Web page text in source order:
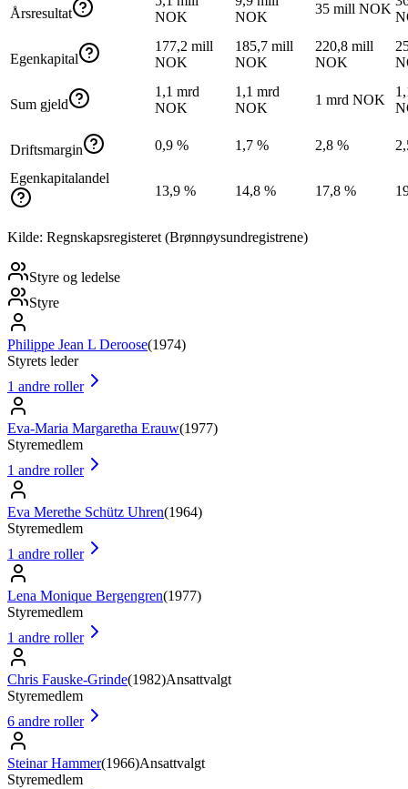
Årsresultat
NOK
NOK
35 mill NOK
Egenkapital
177,2 mill
NOK
185,7 mill
NOK
220,8 mill
NOK
Sum gjeld
1,1 mrd
NOK
1,1 mrd
NOK
1 mrd NOK
Driftsmargin 0,9 % 1,7 % 2,8 %
Egenkapitalandel
13,9 %
14,8 % 17,8 %
Kilde: Regnskapsregisteret (Brønnøysundregistrene)
Styre og ledelse
Styre
Philippe Jean L Deroose(1974)
Styrets leder
1 andre roller
Eva-Maria Margaretha Erauw(1977)
Styremedlem
1 andre roller
Eva Merethe Schütz Uhren(1964)
Styremedlem
1 andre roller
Lena Monique Bergengren(1977)
Styremedlem
1 andre roller
Chris Fauske-Grinde(1982)Ansattvalgt
Styremedlem
6 andre roller
Steinar Hammer(1966)Ansattvalgt
Styremedlem